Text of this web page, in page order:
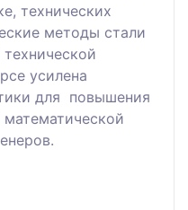
технических
методы стали
усилена
для повышения